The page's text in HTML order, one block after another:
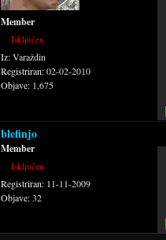
Member
Isključen
Iz:Varaždin
Registriran:02-02-2010
Objave: 1,675
blefinjo
Member
Isključen
Registriran: 11-11-2009
Objave:32